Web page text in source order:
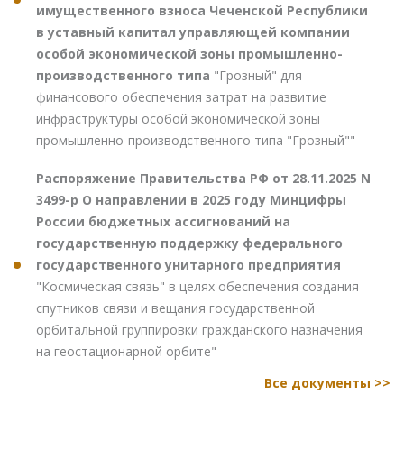
имущественного взноса Чеченской Республики
в уставный капитал управляющей компании
особой экономической зоны промышленно-
производственного типа "Грозный" для
финансового обеспечения затрат на развитие
инфраструктуры особой экономической зоны
промышленно-производственного типа "Грозный""
Распоряжение Правительства РФ от 28.11.2025 N
3499-р О направлении в 2025 году Минцифры
России бюджетных ассигнований на
государственную поддержку федерального
государственного унитарного предприятия
"Космическая связь" в целях обеспечения создания
спутников связи и вещания государственной
орбитальной группировки гражданского назначения
на геостационарной орбите"
Все документы >>